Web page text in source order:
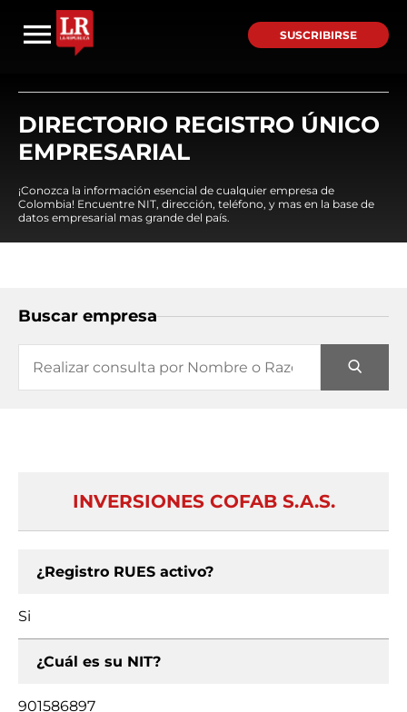
SUSCRIBIRSE
DIRECTORIO REGISTRO ÚNICO
EMPRESARIAL
¡Conozca la información esencial de cualquier empresa de
Colombia! Encuentre NIT, dirección, teléfono, y mas en la base de
datos empresarial mas grande del país.
Buscar empresa
INVERSIONES COFAB S.A.S.
¿Registro RUES activo?
Si
¿Cuál es su NIT?
901586897